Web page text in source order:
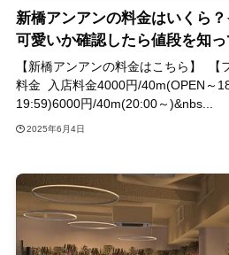
新橋アンアンの料金はいくら
可愛いか確認したら値段を知っ
【新橋アンアンの料金はこちら】 【
料金 入店料金4000円/40m(OPEN～
19:59)6000円/40m(20:00～)&nbs...
2025年6月4日